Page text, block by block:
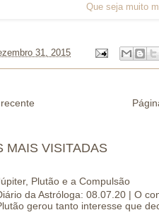
Que seja muito
31, 2015
MAIS VISITADAS
Plutão e a Compulsão
da Astróloga: 08.07.20 | O
gerou tanto interesse que